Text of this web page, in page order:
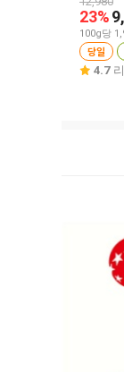
23%
100g당
당일
4.7